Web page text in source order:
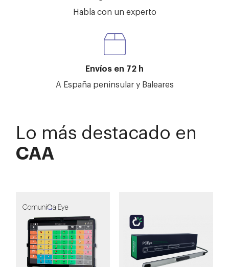
Habla con un experto
Envíos en 72 h
A España peninsular y Baleares
Lo más destacado en
CAA